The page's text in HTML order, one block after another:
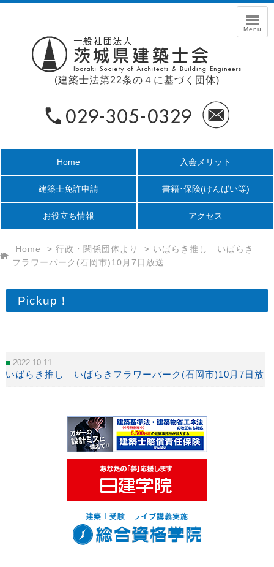
(建築士法第22条の４に基づく団体)
Home 入会メリット
建築士免許申請 書籍･保険(けんばい等)
お役立ち情報 アクセス
Home > 行政・関係団体より > いばらき推し いばらき
フラワーパーク(石岡市)10月7日放送
Pickup！
2022.10.11
いばらき推し いばらきフラワーパーク(石岡市)10月7日放送